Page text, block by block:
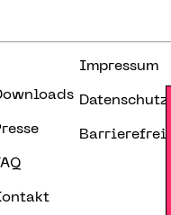
Impressum